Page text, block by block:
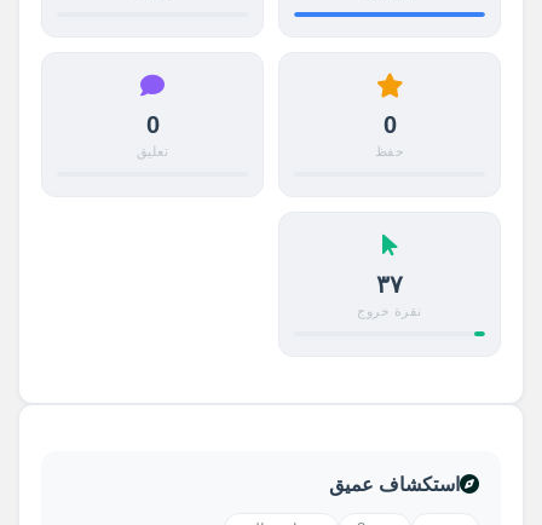
0
حفظ
0
تعليق
٣٧
نقرة خروج
استكشاف عميق